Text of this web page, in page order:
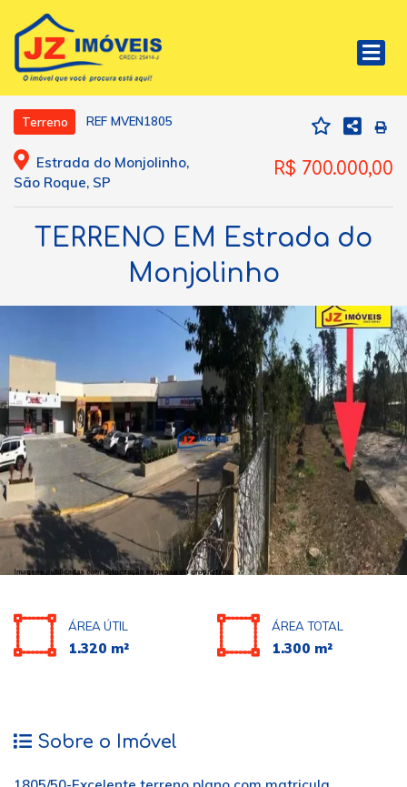
Terreno REF MVEN1805
Estrada do Monjolinho,
São Roque, SP
R$ 700.000,00
TERRENO EM Estrada do
Monjolinho
ÁREA ÚTIL
1.320 m²
ÁREA TOTAL
1.300 m²
Sobre o Imóvel